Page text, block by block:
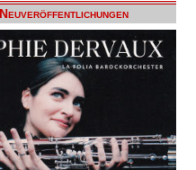
Neuveröffentlichungen